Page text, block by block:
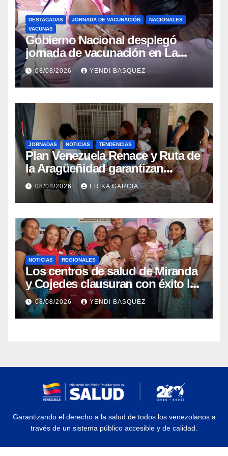
DESTACADAS JORNADA DE VACUNACIÓN
NACIONALES
VACUNAS
Gobierno Nacional desplegó
jornada de vacunación en La
Guaira para garantizar protección
epidemiológica
08/08/2026 YENDI BASQUEZ
JORNADAS NOTICIAS TENDENCIAS
Plan Venezuela Renace y Ruta de
la Aragüeñidad garantizan
atención médica integral en
Aragua
08/08/2026 ERIKA GARCÍA
NOTICIAS REGIONALES
Los centros de salud de Miranda
y Cojedes clausuran con éxito la
Semana Mundial de la Lactancia
Materna
08/08/2026 YENDI BASQUEZ
Garantizando el derecho a la salud de todos los venezolanos a
través de un sistema público accesible y de calidad.